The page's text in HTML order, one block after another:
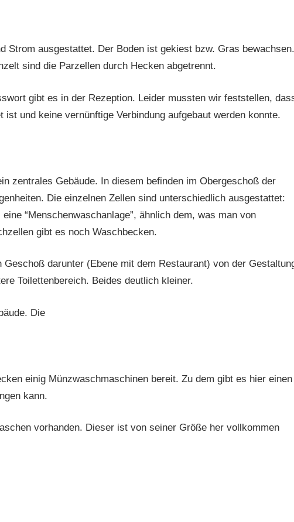
Strom ausgestattet. Der Boden ist gekiest bzw. Gras bewachsen.
sind die Parzellen durch Hecken abgetrennt.
gibt es in der Rezeption. Leider mussten wir feststellen,
und keine vernünftige Verbindung aufgebaut werden konnte.
zentrales Gebäude. In diesem befinden im Obergeschoß der
Die einzelnen Zellen sind unterschiedlich ausgestattet:
“Menschenwaschanlage”, ähnlich dem, was man von
gibt es noch Waschbecken.
darunter (Ebene mit dem Restaurant) von der
Toilettenbereich. Beides deutlich kleiner.
Die
einig Münzwaschmaschinen bereit. Zu dem gibt es hier einen
kann.
vorhanden. Dieser ist von seiner Größe her vollkommen